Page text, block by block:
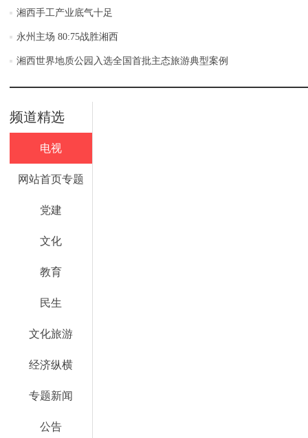
湘西手工产业底气十足
永州主场 80:75战胜湘西
湘西世界地质公园入选全国首批主态旅游典型案例
频道精选
电视
网站首页专题
党建
文化
教育
民生
文化旅游
经济纵横
专题新闻
公告